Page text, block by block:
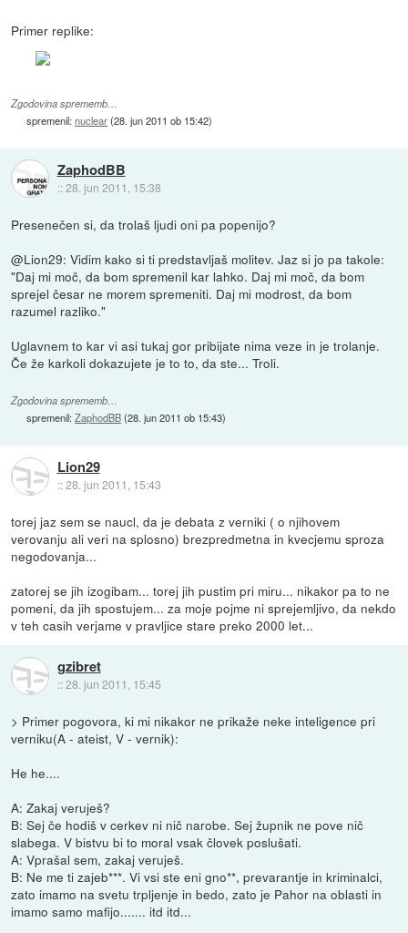
Primer replike:
Zgodovina sprememb…
spremenil:nuclear(28. jun 2011 ob 15:42)
ZaphodBB
::28. jun 2011, 15:38
Presenečen si, da trolaš ljudi oni pa popenijo?
@Lion29: Vidim kako si ti predstavljaš molitev. Jaz si jo pa takole:
"Daj mi moč, da bom spremenil kar lahko. Daj mi moč, da bom
sprejel česar ne morem spremeniti. Daj mi modrost, da bom
razumel razliko."
Uglavnem to kar vi asi tukaj gor pribijate nima veze in je trolanje.
Če že karkoli dokazujete je to to, da ste... Troli.
Zgodovina sprememb…
spremenil:ZaphodBB(28. jun 2011 ob 15:43)
Lion29
::28. jun 2011, 15:43
torej jaz sem se naucl, da je debata z verniki ( o njihovem
verovanju ali veri na splosno) brezpredmetna in kvecjemu sproza
negodovanja...
zatorej se jih izogibam... torej jih pustim pri miru... nikakor pa to ne
pomeni, da jih spostujem... za moje pojme ni sprejemljivo, da nekdo
v teh casih verjame v pravljice stare preko 2000 let...
gzibret
::28. jun 2011, 15:45
> Primer pogovora, ki mi nikakor ne prikaže neke inteligence pri
verniku(A - ateist, V - vernik):
He he....
A: Zakaj veruješ?
B: Sej če hodiš v cerkev ni nič narobe. Sej župnik ne pove nič
slabega. V bistvu bi to moral vsak človek poslušati.
A: Vprašal sem, zakaj veruješ.
B: Ne me ti zajeb***. Vi vsi ste eni gno**, prevarantje in kriminalci,
zato imamo na svetu trpljenje in bedo, zato je Pahor na oblasti in
imamo samo mafijo....... itd itd...